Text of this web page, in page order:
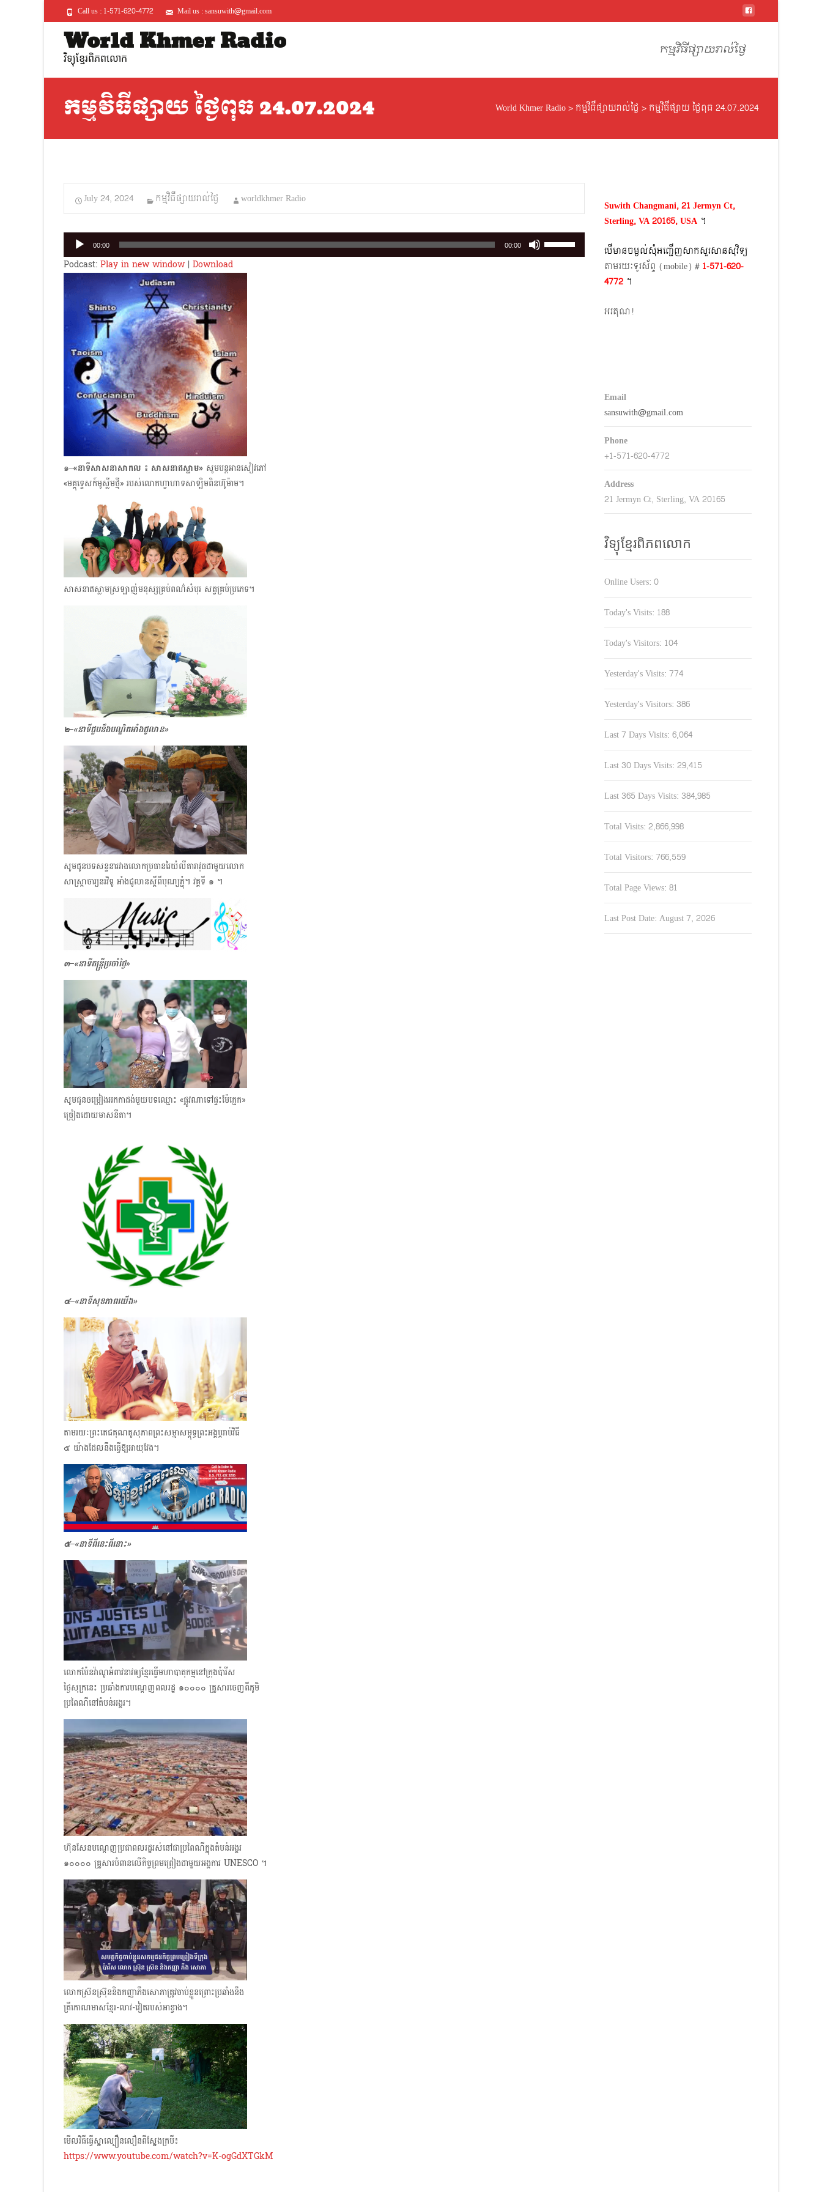
Call us : 1-571-620-4772 Mail us : sansuwith@gmail.com
World Khmer Radio
វិទ្យុខ្មែរពិភពលោក
content
កម្មវិធីផ្សាយរាល់ថ្ងៃ
កម្មវិធីផ្សាយ ថ្ងៃពុធ 24.07.2024 World Khmer Radio> កម្មវិធីផ្សាយរាល់ថ្ងៃ > កម្មវិធីផ្សាយ ថ្ងៃពុធ 24.07.2024
July 24, 2024 កម្មវិធីផ្សាយរាល់ថ្ងៃ worldkhmer Radio
Audio
Player
00:00 00:00
Podcast: Play in new window| Download
๑–«នាទីសាសនាសាកល ៖ សាសនាឥស្លាម»​ សូមបន្តអានសៀវភៅ
«មគ្គុទ្ទេសក៍មូស្លីមថ្មី» របស់លោកហ្វាហាទសាឡិមពិនហ៊ូម៉ាម។
សាសនាឥស្លាមស្រឡាញ់មនុស្សគ្រប់ពណ៌សំបុរ​ សត្វគ្រប់ប្រភេទ។
๒–«នាទីជួបនឹងបណ្ឌិតអាំងជូលាន»
សូមជូនបទសន្ទនារវាងលោកប្រធានរៃយំលីតារាវុធ​ជាមួយលោក
សាស្ក្រាចារ្យនរវិទូ អាំងជូលានស្ដីពីបុណ្យភ្ជុំ។​ វគ្គទី ๑ ។
๓–«នាទីតន្ត្រីប្រចាំថ្ងៃ»
សូមជូនចម្រៀងអកកាដង់មួយបទឈ្មោះ «ផ្លូវណាទៅផ្ទះម៉ែក្មេក»​
ច្រៀងដោយមាសនីតា។
๔–«នាទីសុខភាពយើង»
តាមរយៈព្រះតេជគុណគូសុភាព​ព្រះសម្មាសម្ពុទ្ធព្រះអង្គប្ករាប់វិធី
๕ យ៉ាងដែលនឹងធ្វើឱ្យអាយុវែង។
๕–«នាទីពីនេះពីនោះ»
លោកប៉ែនវ៉ាណូអំពាវនាវឲ្យខ្មែរធ្វើមហាបាតុកម្មនៅក្រុងប៉ារីស
ថ្ងៃសុក្រនេះ ប្រឆាំងការបណ្ដេញពលរដ្ឋ ๑๐๐๐๐ គ្រួសារចេញពីភូមិ
ប្រពៃណីនៅតំបន់អង្គរ។
ហ៊ុនសែនបណ្ដេញប្រជាពលរដ្ឋរស់នៅជាប្រពៃណីក្នុងតំបន់អង្គរ
๑๐๐๐๐ គ្រួសារបំពានលើកិច្ចព្រមព្រៀងជាមួយអង្គការ UNESCO ។
លោកស្រ៊នស្រ៊ុននិងកញ្ញាភឹងសោភាត្រូវចាប់ខ្លួនព្រោះប្រឆាំងនឹង
ត្រីកោណមាសខ្មែរ-លាវ-វៀត​របស់អាខ្វាង។
មើលវិធីធ្វើស្នាល្បឿនលឿនពីស្នែងក្របី៖
https://www.youtube.com/watch?v=K-ogGdXTGkM
Suwith Changmani, 21 Jermyn Ct,
Sterling, VA 20165, USA ។​
បើមានចម្ងល់​សុំអញ្ជើញសាកសួរសានសុវិទ្យ
តាមរយៈទូរស័ព្ទ​ (mobile)​ # 1-571-620-
4772​ ។
អរគុណ!
Email
sansuwith@gmail.com
Phone
+1-571-620-4772
Address
21 Jermyn Ct, Sterling, VA 20165
វិទ្យុខ្មែរពិភពលោក
Online Users: 0
Today's Visits: 188
Today's Visitors: 104
Yesterday's Visits: 774
Yesterday's Visitors: 386
Last 7 Days Visits: 6,064
Last 30 Days Visits: 29,415
Last 365 Days Visits: 384,985
Total Visits: 2,866,998
Total Visitors: 766,559
Total Page Views: 81
Last Post Date: August 7, 2026